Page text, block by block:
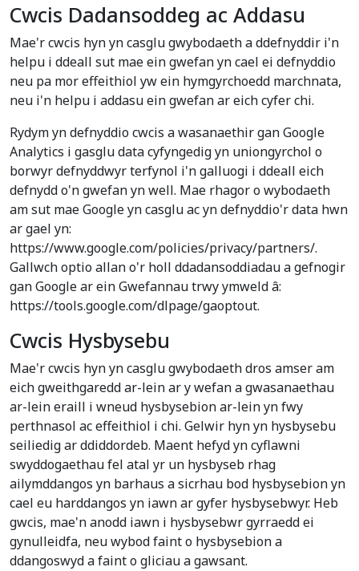
Cwcis Dadansoddeg ac Addasu
Mae'r cwcis hyn yn casglu gwybodaeth a ddefnyddir i'n
helpu i ddeall sut mae ein gwefan yn cael ei defnyddio
neu pa mor effeithiol yw ein hymgyrchoedd marchnata,
neu i'n helpu i addasu ein gwefan ar eich cyfer chi.
Rydym yn defnyddio cwcis a wasanaethir gan Google
Analytics i gasglu data cyfyngedig yn uniongyrchol o
borwyr defnyddwyr terfynol i'n galluogi i ddeall eich
defnydd o'n gwefan yn well. Mae rhagor o wybodaeth
am sut mae Google yn casglu ac yn defnyddio'r data hwn
ar gael yn:
https://www.google.com/policies/privacy/partners/.
Gallwch optio allan o'r holl ddadansoddiadau a gefnogir
gan Google ar ein Gwefannau trwy ymweld â:
https://tools.google.com/dlpage/gaoptout.
Cwcis Hysbysebu
Mae'r cwcis hyn yn casglu gwybodaeth dros amser am
eich gweithgaredd ar-lein ar y wefan a gwasanaethau
ar-lein eraill i wneud hysbysebion ar-lein yn fwy
perthnasol ac effeithiol i chi. Gelwir hyn yn hysbysebu
seiliedig ar ddiddordeb. Maent hefyd yn cyflawni
swyddogaethau fel atal yr un hysbyseb rhag
ailymddangos yn barhaus a sicrhau bod hysbysebion yn
cael eu harddangos yn iawn ar gyfer hysbysebwyr. Heb
gwcis, mae'n anodd iawn i hysbysebwr gyrraedd ei
gynulleidfa, neu wybod faint o hysbysebion a
ddangoswyd a faint o gliciau a gawsant.